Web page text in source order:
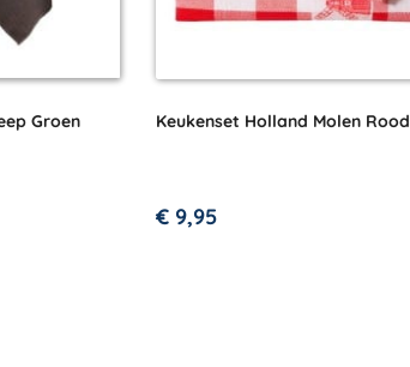
Groen Keukenset Holland Molen Rood
€ 9,95